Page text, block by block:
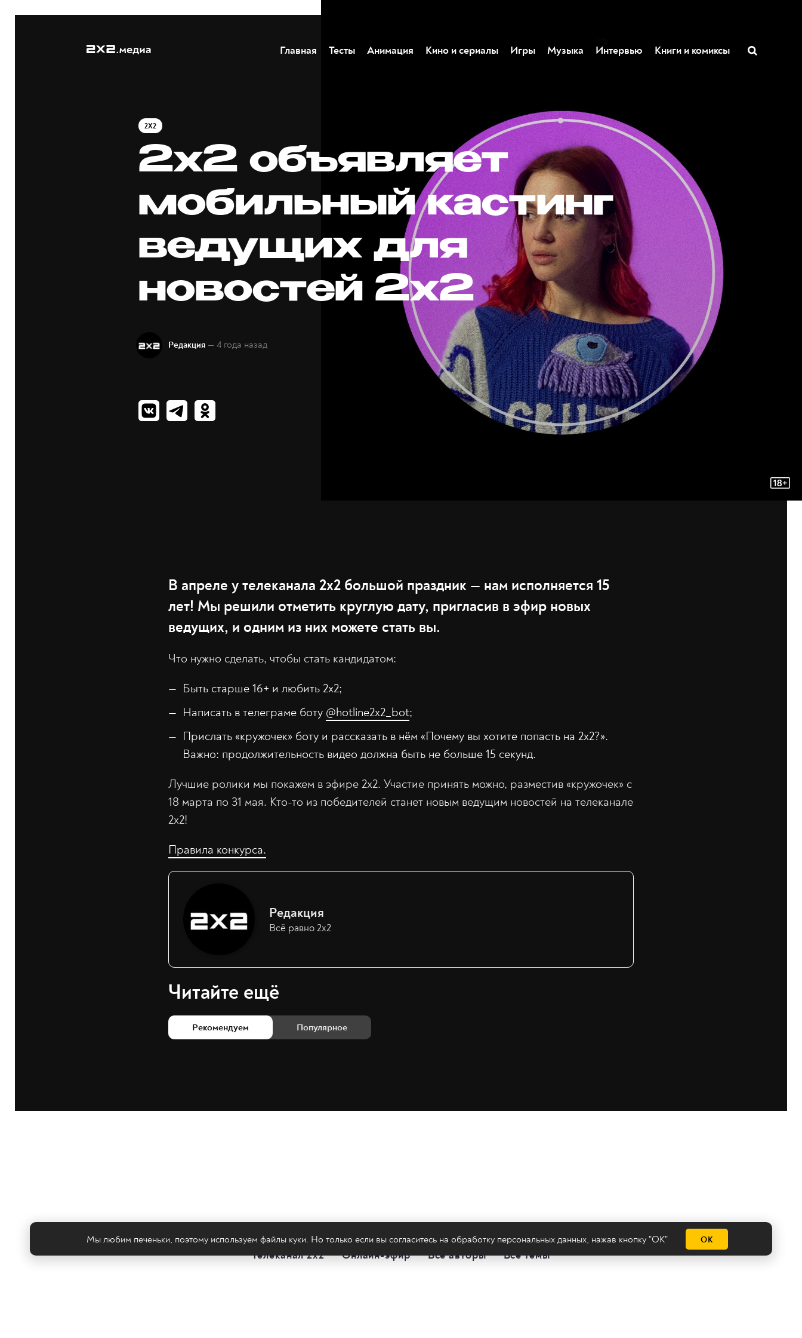
Главная Тесты Анимация Кино и сериалы Игры Музыка Интервью Книги и комиксы
2X2
2х2 объявляет
мобильный кастинг
ведущих для
новостей 2х2
Редакция — 4 года назад
В апреле у телеканала 2х2 большой праздник — нам исполняется 15
лет! Мы решили отметить круглую дату, пригласив в эфир новых
ведущих, и одним из них можете стать вы.
Что нужно сделать, чтобы стать кандидатом:
Быть старше 16+ и любить 2х2;
Написать в телеграме боту @hotline2x2_bot;
Прислать «кружочек» боту и рассказать в нём «Почему вы хотите попасть на 2х2?».
Важно: продолжительность видео должна быть не больше 15 секунд.
Лучшие ролики мы покажем в эфире 2х2. Участие принять можно, разместив «кружочек» с
18 марта по 31 мая. Кто-то из победителей станет новым ведущим новостей на телеканале
2х2!
Правила конкурса.
Редакция
Всё равно 2х2
Читайте ещё
Рекомендуем Популярное
Мы любим печеньки, поэтому используем файлы куки. Но только если вы согласитесь на обработку персональных данных, нажав кнопку "ОК" ОК
Телеканал 2х2 Онлайн-эфир Все авторы Все темы